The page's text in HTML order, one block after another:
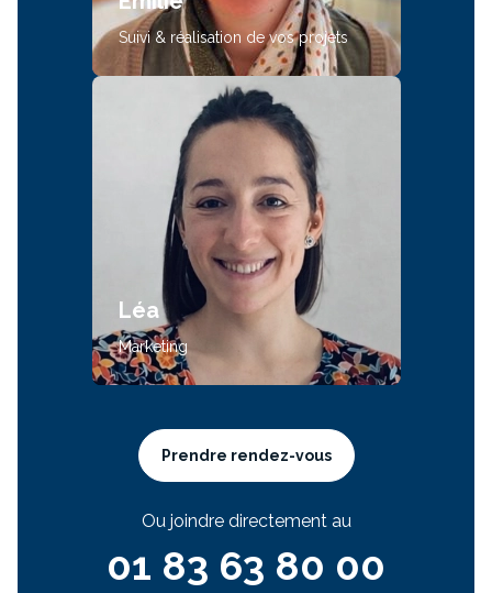
Suivi & réalisation de vos projets
Léa
Marketing
Prendre rendez-vous
Ou joindre directement au
01 83 63 80 00